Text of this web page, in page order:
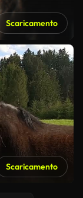
Scaricamento
Scaricamento